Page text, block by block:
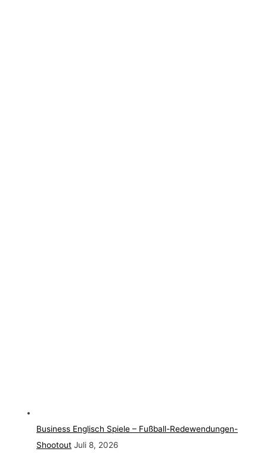
Business Englisch Spiele – Fußball-Redewendungen-
Shootout Juli 8, 2026